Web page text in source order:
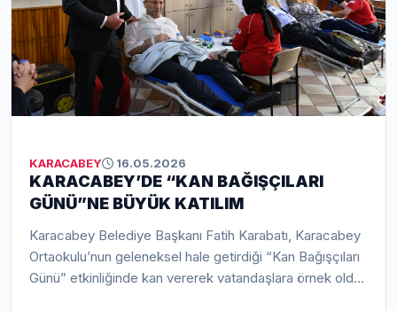
gelişiminde önemli bir merkez haline geldiğini vurguladı.
KARACABEY 16.05.2026
KARACABEY’DE “KAN BAĞIŞÇILARI
GÜNÜ”NE BÜYÜK KATILIM
Karacabey Belediye Başkanı Fatih Karabatı, Karacabey
Ortaokulu’nun geleneksel hale getirdiği “Kan Bağışçıları
Günü” etkinliğinde kan vererek vatandaşlara örnek oldu.